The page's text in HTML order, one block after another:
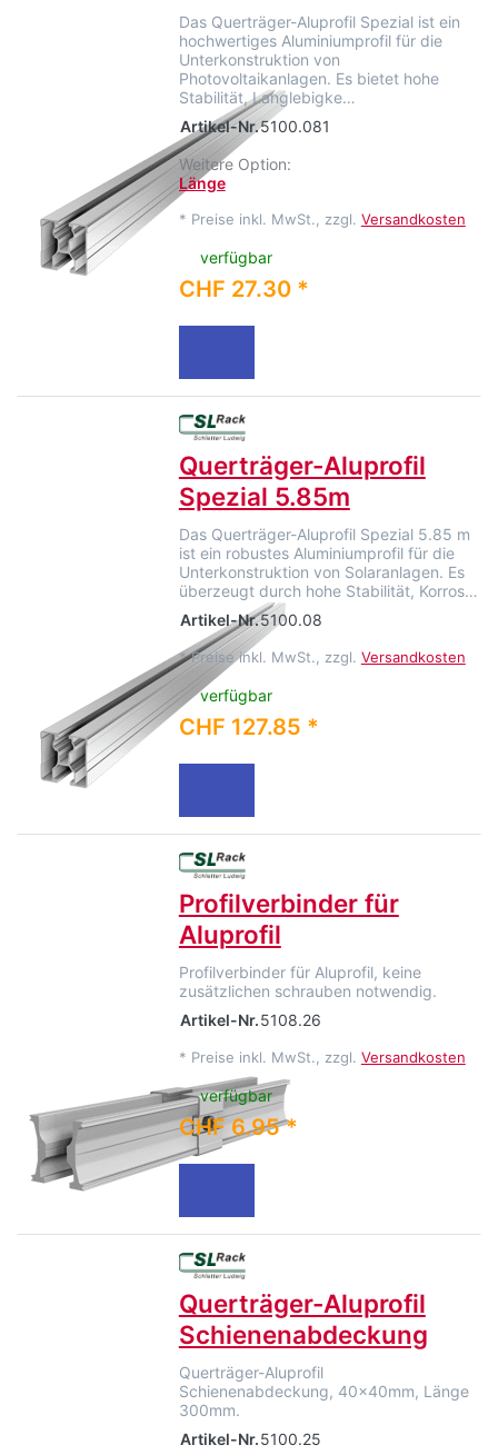
Das Querträger-Aluprofil Spezial ist ein
hochwertiges Aluminiumprofil für die
Unterkonstruktion von
Photovoltaikanlagen. Es bietet hohe
Stabilität, Langlebigke…
Artikel-Nr.5100.081
Weitere Option:
Länge
* Preise inkl. MwSt., zzgl. Versandkosten
verfügbar
CHF 27.30 *
Querträger-Aluprofil
Spezial 5.85m
Das Querträger-Aluprofil Spezial 5.85 m
ist ein robustes Aluminiumprofil für die
Unterkonstruktion von Solaranlagen. Es
überzeugt durch hohe Stabilität, Korros…
Artikel-Nr.5100.08
* Preise inkl. MwSt., zzgl. Versandkosten
verfügbar
CHF 127.85 *
Profilverbinder für
Aluprofil
Profilverbinder für Aluprofil, keine
zusätzlichen schrauben notwendig.
Artikel-Nr.5108.26
* Preise inkl. MwSt., zzgl. Versandkosten
verfügbar
CHF 6.95 *
Querträger-Aluprofil
Schienenabdeckung
Querträger-Aluprofil
Schienenabdeckung, 40x40mm, Länge
300mm.
Artikel-Nr.5100.25